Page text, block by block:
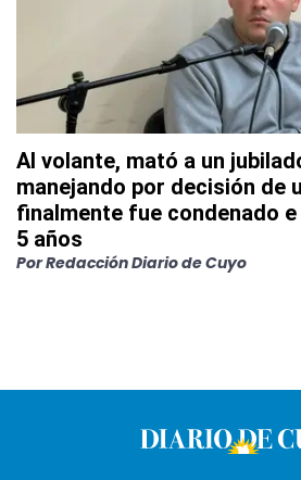
Al volante, mató a un
manejando por decisión de
finalmente fue condenado
5 años
PorRedacción Diario de Cuyo